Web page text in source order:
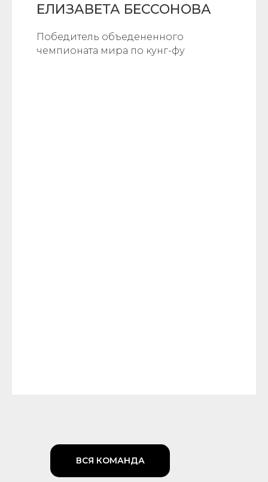
ЕЛИЗАВЕТА БЕССОНОВА
Победитель объедененного
чемпионата мира по кунг-фу
ВСЯ КОМАНДА